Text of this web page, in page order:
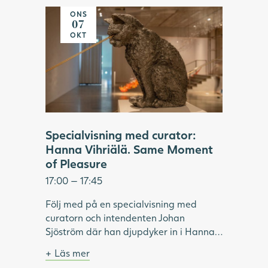
Genom att för hand trä godis eller
akrylpärlor på stålvajrar, skapar
Vihriälä installationer som kan innehålla
upp till 350 000 delar. Tillsammans
bildar de en illusorisk helhet, i verk som
är både komplexa, lekfulla och sinnliga.
Under visningen fördjupar vi oss i
utställningen "Same Moment of
konstnärskap.
klass, 2022. Foto: Hossein Sehatlou,
Göteborgs konstmuseum.
ONS
07
OKT
Specialvisning med curator:
Hanna Vihriälä. Same Moment
of Pleasure
17:00 — 17:45
Följ med på en specialvisning med
curatorn och intendenten Johan
Sjöström där han djupdyker in i Hanna
Materialen hon valt att använda är
Ingår i entrébiljetten
Läs mer